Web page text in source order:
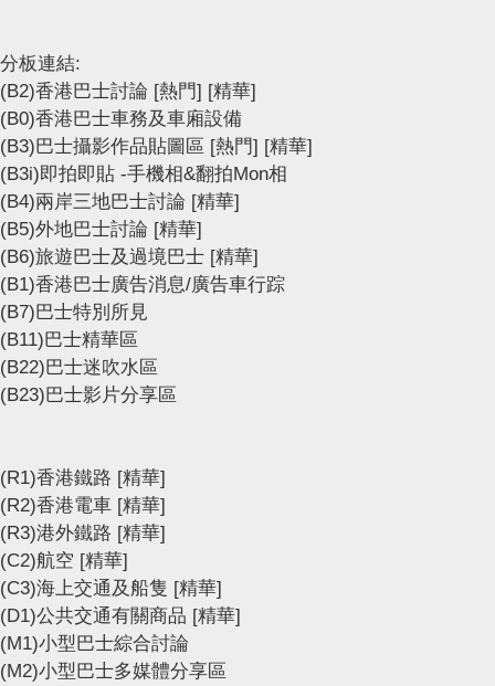
分板連結:
(B2)香港巴士討論 [熱門] [精華]
(B0)香港巴士車務及車廂設備
(B3)巴士攝影作品貼圖區 [熱門] [精華]
(B3i)即拍即貼 -手機相&翻拍Mon相
(B4)兩岸三地巴士討論 [精華]
(B5)外地巴士討論 [精華]
(B6)旅遊巴士及過境巴士 [精華]
(B1)香港巴士廣告消息/廣告車行踪
(B7)巴士特別所見
(B11)巴士精華區
(B22)巴士迷吹水區
(B23)巴士影片分享區
(R1)香港鐵路 [精華]
(R2)香港電車 [精華]
(R3)港外鐵路 [精華]
(C2)航空 [精華]
(C3)海上交通及船隻 [精華]
(D1)公共交通有關商品 [精華]
(M1)小型巴士綜合討論
(M2)小型巴士多媒體分享區